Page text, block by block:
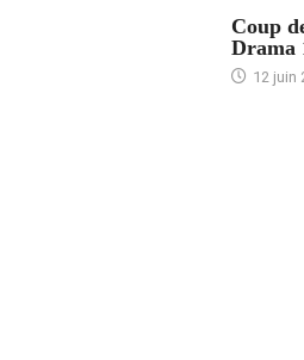
Coup
Drama
12 juin